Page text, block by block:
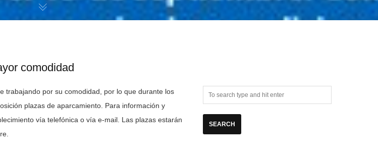
comodidad
trabajando por su comodidad, por lo que durante los
plazas de aparcamiento. Para información y
vía telefónica o vía e-mail. Las plazas estarán